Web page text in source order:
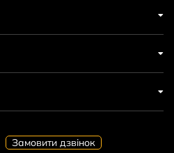
Замовити дзвінок